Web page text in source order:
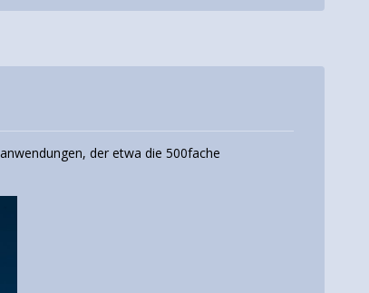
der etwa die 500fache